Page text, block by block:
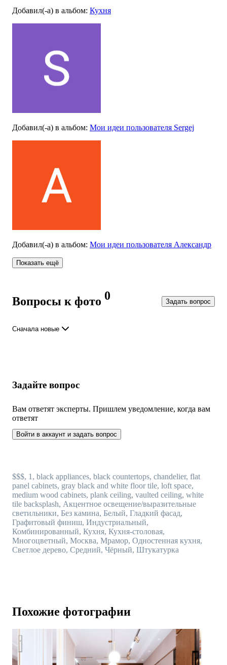
Добавил(-а) в альбом: Кухня
Добавил(-а) в альбом: Мои идеи пользователя Sergej
Добавил(-а) в альбом: Мои идеи пользователя Александр
Показать ещё
Вопросы к фото 0 Задать вопрос
Сначала новые
Задайте вопрос
Вам ответят эксперты. Пришлем уведомление, когда вам
ответят
Войти в аккаунт и задать вопрос
$$$, 1, black appliances, black countertops, chandelier, flat
panel cabinets, gray black and white floor tile, loft space,
medium wood cabinets, plank ceiling, vaulted ceiling, white
tile backsplash, Акцентное освещение/выразительные
светильники, Без камина, Белый, Гладкий фасад,
Графитовый финиш, Индустриальный,
Комбинированный, Кухня, Кухня-столовая,
Многоцветный, Москва, Мрамор, Одностенная кухня,
Светлое дерево, Средний, Чёрный, Штукатурка
Похожие фотографии
Собрание клубных домов «WEST GARDEN»